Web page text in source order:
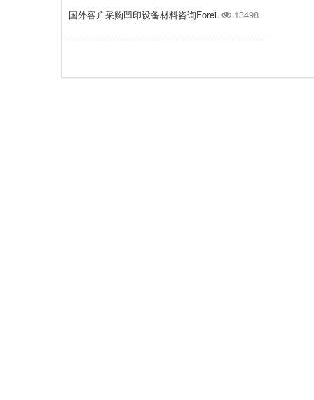
国外客户采购凹印设备材料咨询Foreign customers purchase gravure equipment and materials consulting 13498